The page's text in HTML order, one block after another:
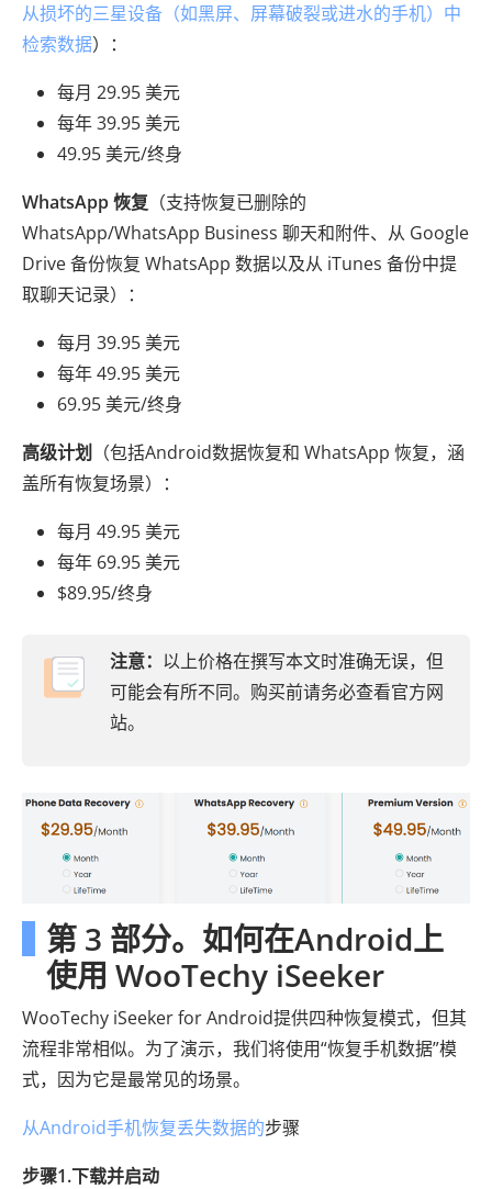
从损坏的三星设备（如黑屏、屏幕破裂或进水的手机）中
检索数据）：
每月 29.95 美元
每年 39.95 美元
49.95 美元/终身
WhatsApp 恢复 （支持恢复已删除的
WhatsApp/WhatsApp Business 聊天和附件、从 Google
Drive 备份恢复 WhatsApp 数据以及从 iTunes 备份中提
取聊天记录）：
每月 39.95 美元
每年 49.95 美元
69.95 美元/终身
高级计划
（包括Android数据恢复和 WhatsApp 恢复，涵
盖所有恢复场景）：
每月 49.95 美元
每年 69.95 美元
$89.95/终身
注意： 以上价格在撰写本文时准确无误，但
可能会有所不同。购买前请务必查看官方网
站。
第 3 部分。如何在Android上
使用 WooTechy iSeeker
WooTechy iSeeker for Android提供四种恢复模式，但其
流程非常相似。为了演示，我们将使用“恢复手机数据”模
式，因为它是最常见的场景。
从Android手机恢复丢失数据的步骤
步骤1.下载并启动